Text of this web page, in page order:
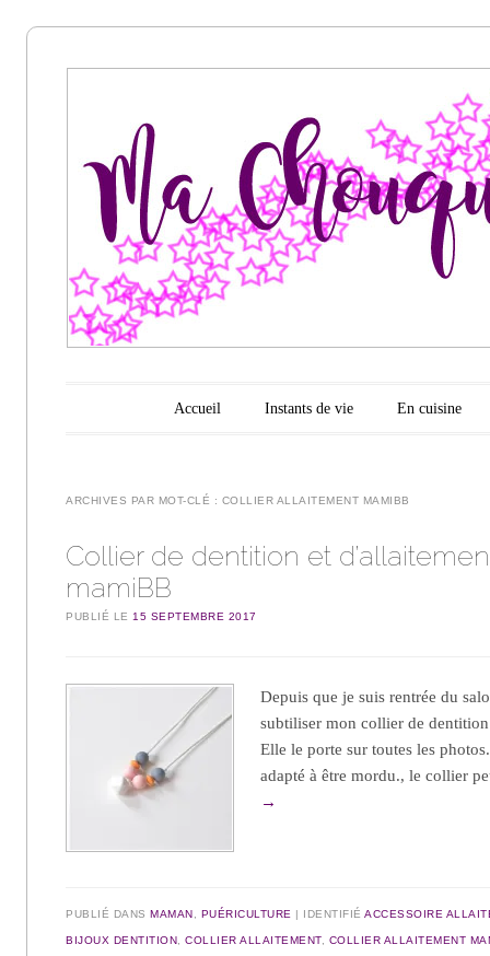
Ma
chouquette
d'amour
Menu principal
Aller au contenu
Accueil Instants de vie En cuisine
ARCHIVES PAR MOT-CLÉ : COLLIER ALLAITEMENT MAMIBB
Collier de dentition et
mamiBB
PUBLIÉ LE15 SEPTEMBRE 2017
Depuis que je suis rentrée du
subtiliser mon collier de
Elle le porte sur toutes les
adapté à être mordu., le collier
→
PUBLIÉ DANSMAMAN PUÉRICULTURE IDENTIFIÉACCESSOIRE
BIJOUX DENTITION ,COLLIER ALLAITEMENT, COLLIER ALLAITEMENT